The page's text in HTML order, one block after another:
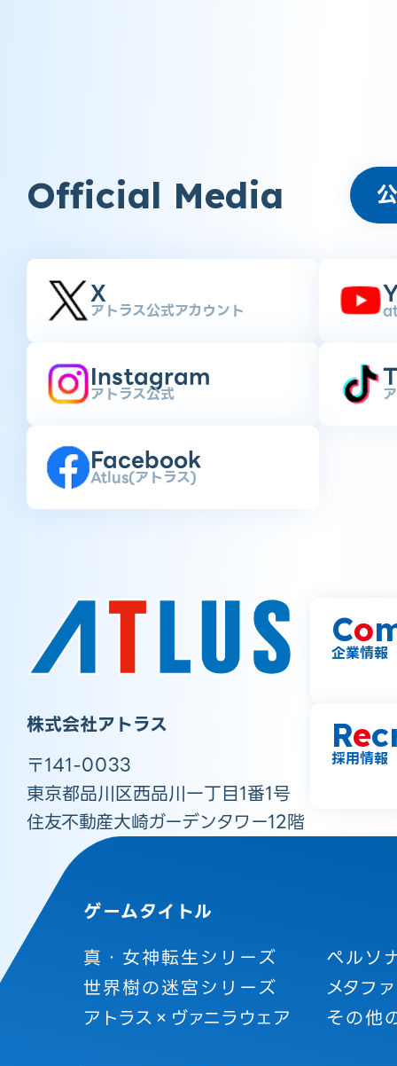
Official Media
X
アトラス公式アカウント
Instagram
アトラス公式
Facebook
Atlus(アトラス)
株式会社アトラス
〒141-0033
東京都品川区西品川一丁目1番1号
住友不動産大崎ガーデンタワー12階
Co
企業情報
Re
採用情報
ゲームタイトル
真・女神転生シリーズ
ペルソ
世界樹の迷宮シリーズ
メタフ
アトラス×ヴァニラウェア
その他